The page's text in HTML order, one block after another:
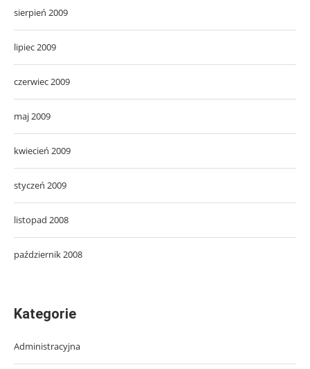
sierpień 2009
lipiec 2009
czerwiec 2009
maj 2009
kwiecień 2009
styczeń 2009
listopad 2008
październik 2008
Kategorie
Administracyjna